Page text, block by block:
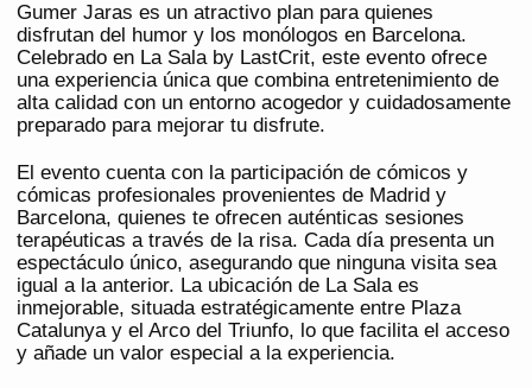
Gumer Jaras es un atractivo plan para quienes
disfrutan del humor y los monólogos en Barcelona.
Celebrado en La Sala by LastCrit, este evento ofrece
una experiencia única que combina entretenimiento de
alta calidad con un entorno acogedor y cuidadosamente
preparado para mejorar tu disfrute.
El evento cuenta con la participación de cómicos y
cómicas profesionales provenientes de Madrid y
Barcelona, quienes te ofrecen auténticas sesiones
terapéuticas a través de la risa. Cada día presenta un
espectáculo único, asegurando que ninguna visita sea
igual a la anterior. La ubicación de La Sala es
inmejorable, situada estratégicamente entre Plaza
Catalunya y el Arco del Triunfo, lo que facilita el acceso
y añade un valor especial a la experiencia.